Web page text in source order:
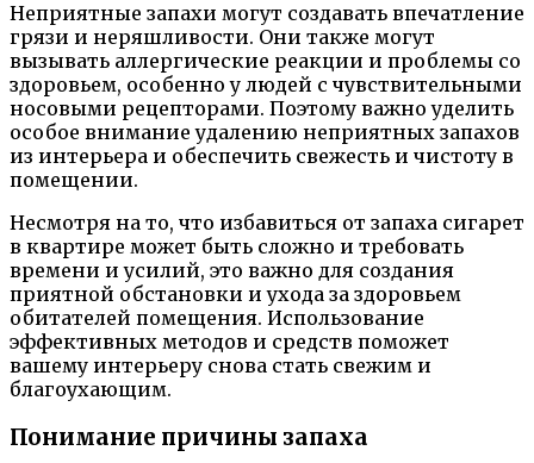
Неприятные запахи могут создавать впечатление
грязи и неряшливости. Они также могут
вызывать аллергические реакции и проблемы со
здоровьем, особенно у людей с чувствительными
носовыми рецепторами. Поэтому важно уделить
особое внимание удалению неприятных запахов
из интерьера и обеспечить свежесть и чистоту в
помещении.
Несмотря на то, что избавиться от запаха сигарет
в квартире может быть сложно и требовать
времени и усилий, это важно для создания
приятной обстановки и ухода за здоровьем
обитателей помещения. Использование
эффективных методов и средств поможет
вашему интерьеру снова стать свежим и
благоухающим.
Понимание причины запаха